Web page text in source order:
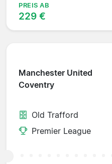
PREIS AB
229 €
Manchester United
Coventry
Old Trafford
Premier League